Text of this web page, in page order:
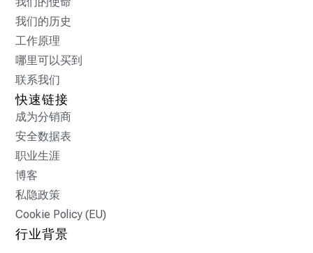
我们的历史
工作原理
哪里可以买到
联系我们
快速链接
成为分销商
安全数据表
职业生涯
博客
私隐政策
Cookie Policy (EU)
行业背景